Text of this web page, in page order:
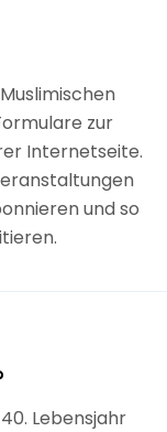
zur
Internetseite.
und so
Lebensjahr